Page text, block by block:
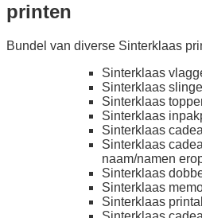
printen
Bundel van diverse Sinterklaas
Sinterklaas
Sinterklaas
Sinterklaas
Sinterklaas
Sinterklaas
Sinterklaas
naam/namen
Sinterklaas
Sinterklaas
Sinterklaas